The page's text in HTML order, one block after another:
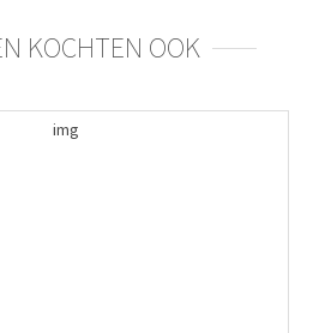
KOCHTEN OOK